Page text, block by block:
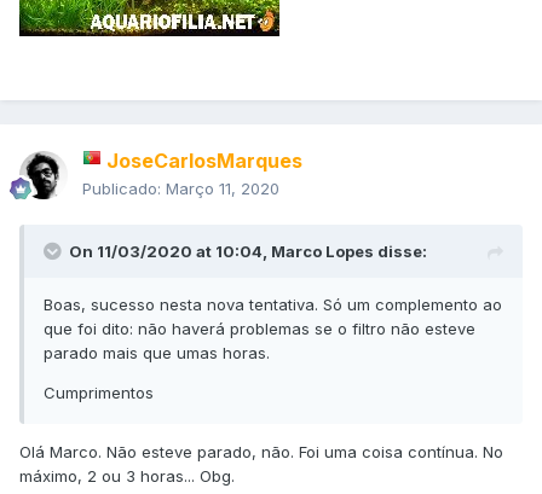
JoseCarlosMarques
Publicado: Março 11, 2020
On 11/03/2020 at 10:04, Marco Lopes disse:
Boas, sucesso nesta nova tentativa. Só um complemento ao
que foi dito: não haverá problemas se o filtro não esteve
parado mais que umas horas.
Cumprimentos
Olá Marco. Não esteve parado, não. Foi uma coisa contínua. No
máximo, 2 ou 3 horas... Obg.